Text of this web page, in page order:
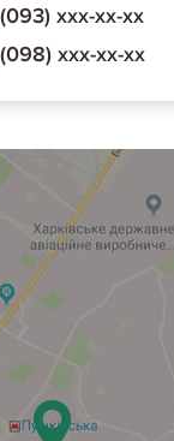
(093) ххх-хх-хх
(098) ххх-хх-хх